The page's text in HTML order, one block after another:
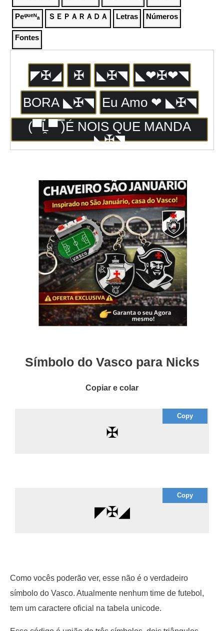
Peᵠᵘᵉᴺₐ ＳＥＰＡＲＡＤＡ Letras Números
Fontes
◤✠◢ ✠ ◣✠◥ ◣❤✠❤◥
BORA ◣✠◥
Eu Amo ❤ ◣✠◥
(▀̿Ĺ̯▀̿ ̿)É NOIS QUE MANDA
◣✠◥
Símbolo do Vasco para Nicks
Copiar e colar
Copy
✠
Copy
◤✠◢
Como vocês poderão ver, esse não é o verdadeiro
símbolo do Vasco. Atualmente nenhum time de futebol,
tem um caractere oficial na tabela unicode.